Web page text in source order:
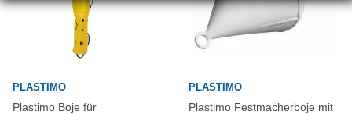
PLASTIMO
Plastimo Boje für
PLASTIMO
Plastimo Festmacherboje mit